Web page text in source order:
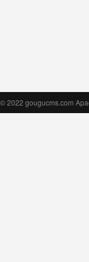
© 2022 gougucms.com